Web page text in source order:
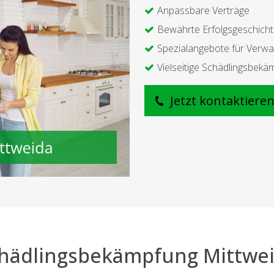
Anpassbare Verträge
Bewährte
Spezialangebote für
Vielseitige
Jetzt kontaktieren